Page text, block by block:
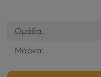
Ομάδα:
Μάρκα: